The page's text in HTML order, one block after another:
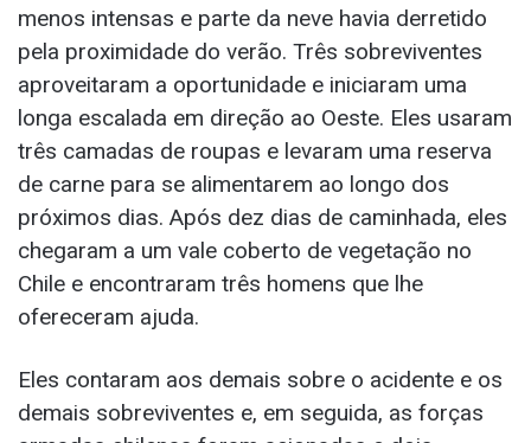
menos intensas e parte da neve havia derretido
pela proximidade do verão. Três sobreviventes
aproveitaram a oportunidade e iniciaram uma
longa escalada em direção ao Oeste. Eles usaram
três camadas de roupas e levaram uma reserva
de carne para se alimentarem ao longo dos
próximos dias. Após dez dias de caminhada, eles
chegaram a um vale coberto de vegetação no
Chile e encontraram três homens que lhe
ofereceram ajuda.
Eles contaram aos demais sobre o acidente e os
demais sobreviventes e, em seguida, as forças